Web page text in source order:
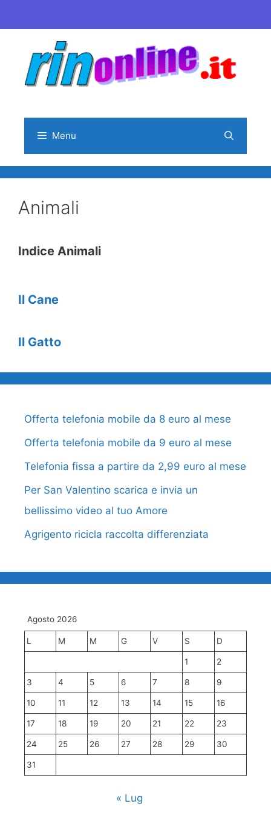
al
contenuto
Menu
Animali
Indice Animali
Il Cane
Il Gatto
Offerta telefonia mobile da 8 euro al mese
Offerta telefonia mobile da 9 euro al mese
Telefonia fissa a partire da 2,99 euro al mese
Per San Valentino scarica e invia un
bellissimo video al tuo Amore
Agrigento ricicla raccolta differenziata
Agosto 2026
L M M G V S D
1 2
3 4 5 6 7 8 9
10 11 12 13 14 15 16
17 18 19 20 21 22 23
24 25 26 27 28 29 30
31
« Lug